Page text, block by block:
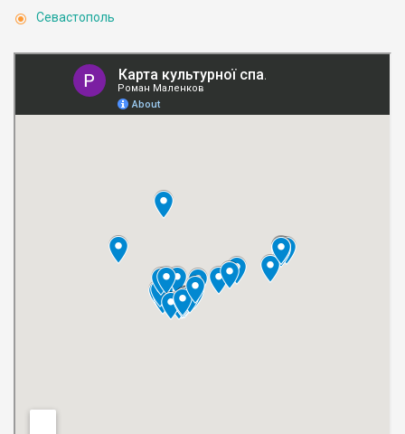
Севастополь